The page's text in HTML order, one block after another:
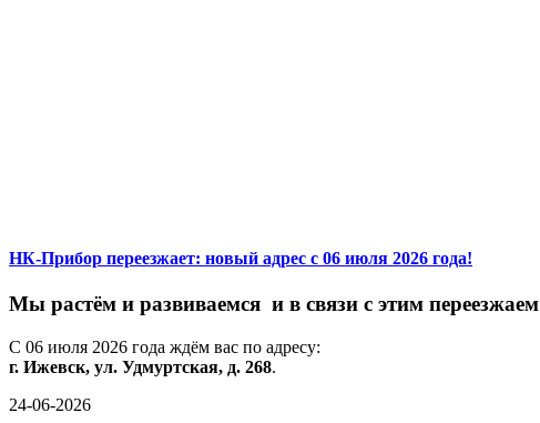
НК-Прибор переезжает: новый адрес с 06 июля 2026 года!
Мы растём и развиваемся и в связи с этим переезжаем
С 06 июля 2026 года ждём вас по адресу:
г. Ижевск, ул. Удмуртская, д. 268.
24-06-2026